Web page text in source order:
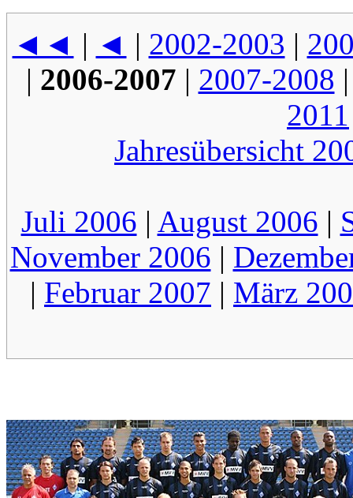
◄◄ | ◄ | 2002-2003 |
| 2006-2007 | 2007-2008
2011
Jahresübersicht
Juli 2006 | August 2006 |
November 2006 |
| Februar 2007 | März